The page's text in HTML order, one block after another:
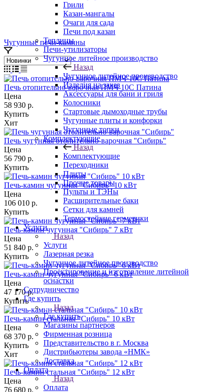
Грили
Казан-мангалы
Очаги для сада
Печи под казан
Теплицы
Печи-утилизаторы
Чугунное литейное производство
Назад
Чугунное литейное производство
Изделия на заказ
Аксессуары для бани и гриля
Колосники
Стартовые дымоходные трубы
Чугунные плиты и конфорки
Чугунные топки
Комплектующие
Назад
Комплектующие
Переходники
Плиты
Прочие товары
Пульты и ТЭНы
Расширительные баки
Сетки для камней
Термостойкие герметики
Услуги
Назад
Услуги
Лазерная резка
Чугунное литейное производство
Проектирование и изготовление литейной
оснастки
Сотрудничество
Где купить
Назад
Где купить
Магазины партнеров
Фирменная розница
Представительство в г. Москва
Дистрибьютеры завода «НМК»
Доставка
Оплата
Назад
Оплата
Чугунные печи-камины
Печь отопительно-варочная ПМЧ-10С Патина
Цена
58 930 р.
Купить
Хит
Печь чугунная отопительно-варочная "Сибирь"
Цена
56 790 р.
Купить
Печь-камин чугунная "Сибирь" 10 кВт
Цена
106 010 р.
Купить
Печь-камин чугунная "Сибирь" 7 кВт
Цена
51 840 р.
Купить
Печь-камин чугунная "Сибирь" 6 кВт
Цена
47 170р.
Купить
Печь-камин стальная "Сибирь" 10 кВт
Цена
68 370 р.
Купить
Хит
Печь-камин стальная "Сибирь" 12 кВт
Цена
76 680 р.